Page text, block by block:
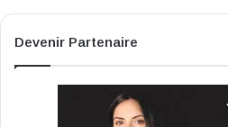
Devenir Partenaire